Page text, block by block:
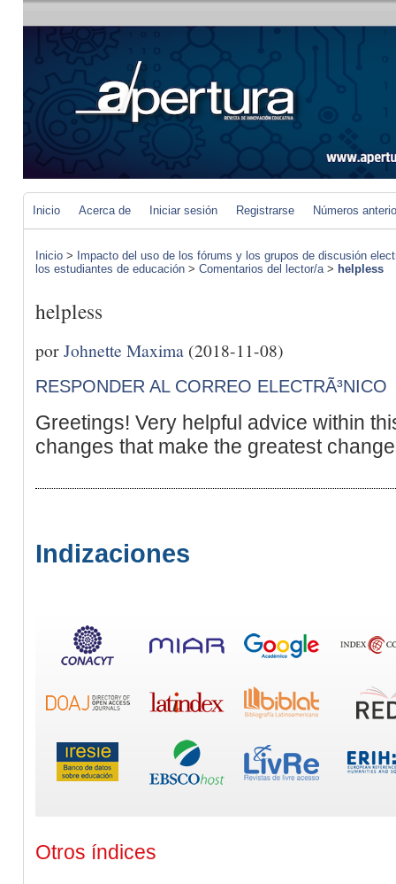
Inicio Acerca de Iniciar sesión Registrarse Números
Inicio > Impacto del uso de los fórums y los grupos de discusión
los estudiantes de educación > Comentarios del lector/a> helpless
helpless
porJohnette Maxima (2018-11-08)
RESPONDER AL CORREO ELECTRÃ³NICO
Greetings! Very helpful advice within
changes that make the greatest
Indizaciones
Otros índices